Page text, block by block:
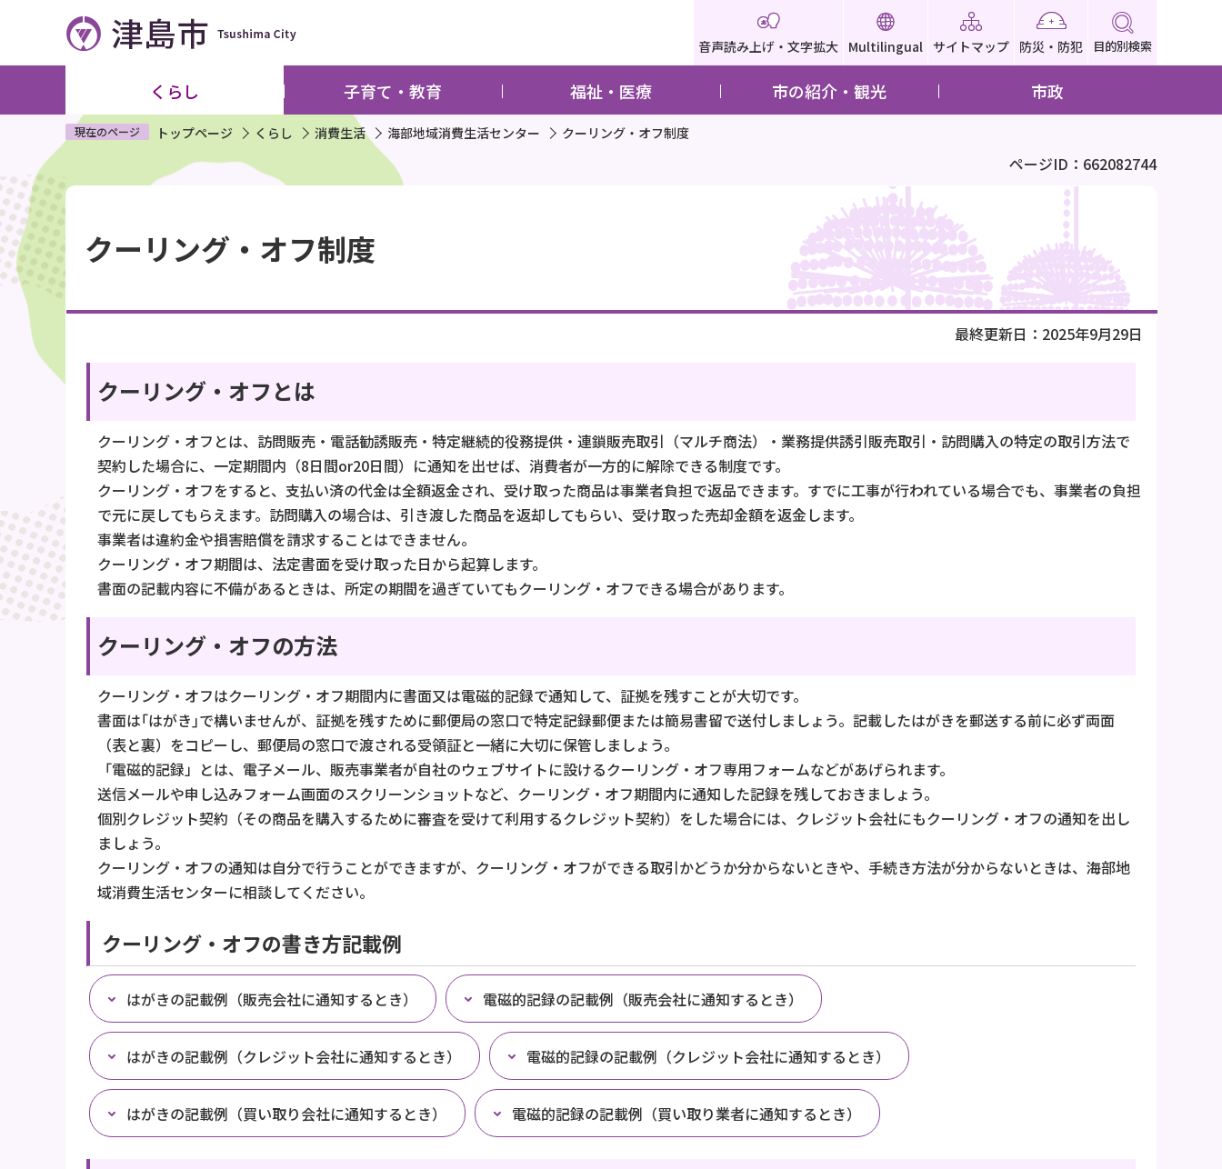
ペ
ジ
頭
で
す
音声読み上げ・文字拡大 Multilingual サイトマップ 防災・防犯 目的別検索
くらし 子育て・教育 福祉・医療 市の紹介・観光 市政
現在のページ トップページ くらし 消費生活 海部地域消費生活センター クーリング・オフ制度
ページID：662082744
本
文
こ
こ
クーリング・オフ制度
最終更新日：2025年9月29日
クーリング・オフとは
クーリング・オフとは、訪問販売・電話勧誘販売・特定継続的役務提供・連鎖販売取引（マルチ商法）・業務提供誘引販売取引・訪問購入の特定の取引方法で
契約した場合に、一定期間内（8日間or20日間）に通知を出せば、消費者が一方的に解除できる制度です。
クーリング・オフをすると、支払い済の代金は全額返金され、受け取った商品は事業者負担で返品できます。すでに工事が行われている場合でも、事業者の負担
で元に戻してもらえます。訪問購入の場合は、引き渡した商品を返却してもらい、受け取った売却金額を返金します。
事業者は違約金や損害賠償を請求することはできません。
クーリング・オフ期間は、法定書面を受け取った日から起算します。
書面の記載内容に不備があるときは、所定の期間を過ぎていてもクーリング・オフできる場合があります。
クーリング・オフの方法
クーリング・オフはクーリング・オフ期間内に書面又は電磁的記録で通知して、証拠を残すことが大切です。
書面は｢はがき｣で構いませんが、証拠を残すために郵便局の窓口で特定記録郵便または簡易書留で送付しましょう。記載したはがきを郵送する前に必ず両面
（表と裏）をコピーし、郵便局の窓口で渡される受領証と一緒に大切に保管しましょう。
「電磁的記録」とは、電子メール、販売事業者が自社のウェブサイトに設けるクーリング・オフ専用フォームなどがあげられます。
送信メールや申し込みフォーム画面のスクリーンショットなど、クーリング・オフ期間内に通知した記録を残しておきましょう。
個別クレジット契約（その商品を購入するために審査を受けて利用するクレジット契約）をした場合には、クレジット会社にもクーリング・オフの通知を出し
ましょう。
クーリング・オフの通知は自分で行うことができますが、クーリング・オフができる取引かどうか分からないときや、手続き方法が分からないときは、海部地
域消費生活センターに相談してください。
クーリング・オフの書き方記載例
はがきの記載例（販売会社に通知するとき） 電磁的記録の記載例（販売会社に通知するとき）
はがきの記載例（クレジット会社に通知するとき） 電磁的記録の記載例（クレジット会社に通知するとき）
はがきの記載例（買い取り会社に通知するとき） 電磁的記録の記載例（買い取り業者に通知するとき）